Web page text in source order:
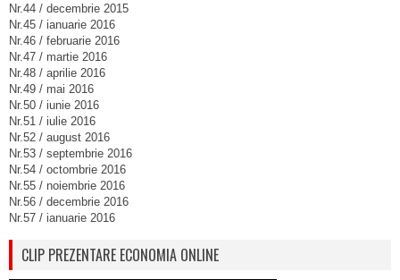
Nr.44 / decembrie 2015
Nr.45 / ianuarie 2016
Nr.46 / februarie 2016
Nr.47 / martie 2016
Nr.48 / aprilie 2016
Nr.49 / mai 2016
Nr.50 / iunie 2016
Nr.51 / iulie 2016
Nr.52 / august 2016
Nr.53 / septembrie 2016
Nr.54 / octombrie 2016
Nr.55 / noiembrie 2016
Nr.56 / decembrie 2016
Nr.57 / ianuarie 2016
CLIP PREZENTARE ECONOMIA ONLINE